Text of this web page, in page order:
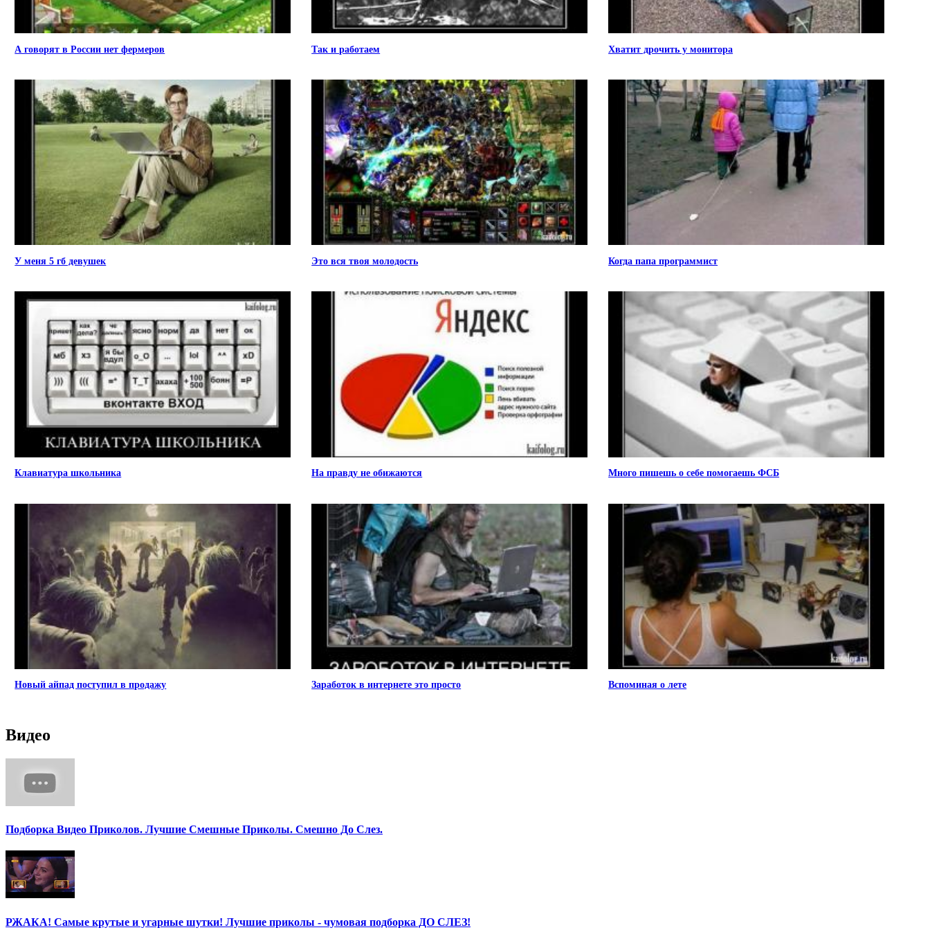
А говорят в России нет фермеров Так и работаем Хватит дрочить у монитора
У меня 5 гб девушек Это вся твоя молодость Когда папа программист
Клавиатура школьника На правду не обижаются Много пишешь о себе помогаешь ФСБ
Новый айпад поступил в продажу Заработок в интернете это просто Вспоминая о лете
Видео
Подборка Видео Приколов. Лучшие Смешные Приколы. Смешно До Слез.
РЖАКА! Самые крутые и угарные шутки! Лучшие приколы - чумовая подборка ДО СЛЕЗ!